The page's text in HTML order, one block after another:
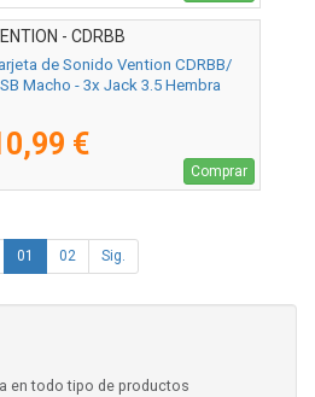
- CDRBB
de Sonido Vention CDRBB/
Macho - 3x Jack 3.5 Hembra
€
Comprar
01 02 Sig.
en todo tipo de productos